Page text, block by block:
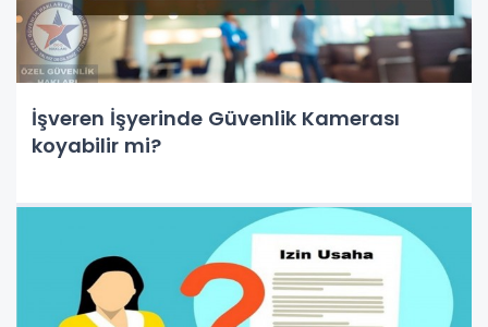
İşveren İşyerinde Güvenlik Kamerası
koyabilir mi?